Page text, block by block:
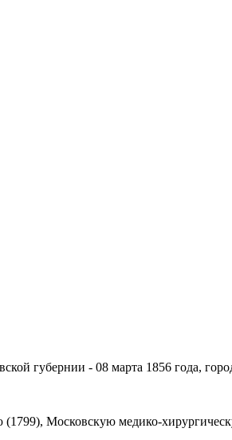
губернии - 08 марта 1856 года,
Московскую медико-